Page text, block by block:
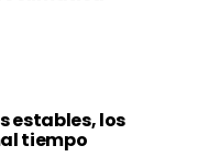
estables, los
tiempo